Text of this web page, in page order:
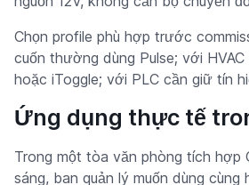
Chọn profile phù hợp trước
cuốn thường dùng Pulse; với
hoặc iToggle; với PLC cần giữ tín
Ứng dụng thực tế
Trong một tòa văn phòng tích hợp
sáng, ban quản lý muốn dùng cùng